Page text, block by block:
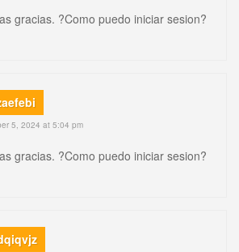
gracias. ?Como puedo iniciar sesion?
5, 2024 at 5:04 pm
gracias. ?Como puedo iniciar sesion?